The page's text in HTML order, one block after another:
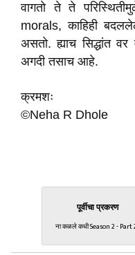
वागतो ते ते
morals, काहिही
असतो. ह्याच सिद्धांत
अगदी तसाच आहे.
क्रमशः
©Neha R Dhole
पूर्वीचा प्रकरण
ना कळले कधी Season 2 - Part